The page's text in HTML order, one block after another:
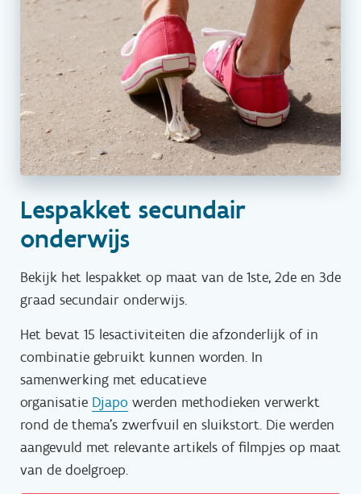
Lespakket secundair
onderwijs
Bekijk het lespakket op maat van de 1ste, 2de en 3de
graad secundair onderwijs.
Het bevat 15 lesactiviteiten die afzonderlijk of in
combinatie gebruikt kunnen worden. In
samenwerking met educatieve
organisatie Djapo werden methodieken verwerkt
rond de thema's zwerfvuil en sluikstort. Die werden
aangevuld met relevante artikels of filmpjes op maat
van de doelgroep.